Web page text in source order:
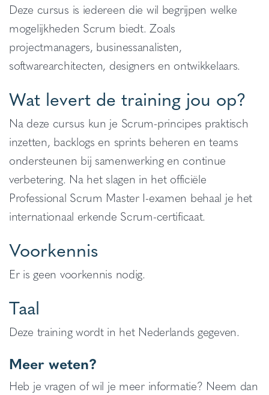
Deze cursus is iedereen die wil begrijpen welke
mogelijkheden Scrum biedt. Zoals
projectmanagers, businessanalisten,
softwarearchitecten, designers en ontwikkelaars.
Wat levert de training jou op?
Na deze cursus kun je Scrum-principes praktisch
inzetten, backlogs en sprints beheren en teams
ondersteunen bij samenwerking en continue
verbetering. Na het slagen in het officiële
Professional Scrum Master I-examen behaal je het
internationaal erkende Scrum-certificaat.
Voorkennis
Er is geen voorkennis nodig.
Taal
Deze training wordt in het Nederlands gegeven.
Meer weten?
Heb je vragen of wil je meer informatie? Neem dan